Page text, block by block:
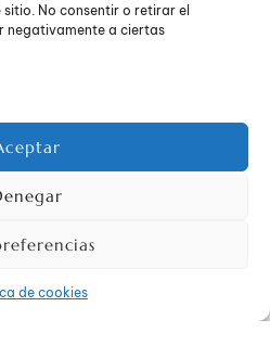
No consentir o retirar el
negativamente a ciertas
de cookies